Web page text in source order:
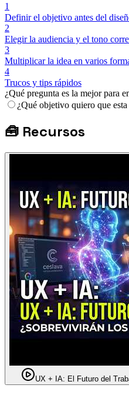
1
Definir el objetivo antes del
2
Elegir la audiencia y el tono
3
Multiplicar la idea en varios
4
Trucos y tips rápidos
¿Qué pregunta es la mejor para
¿Qué objetivo quiero que
🧰 Recursos
UX + IA: El Futuro del